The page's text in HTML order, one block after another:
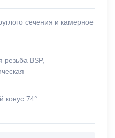
сечения и камерное
резьба BSP,
конус 74°